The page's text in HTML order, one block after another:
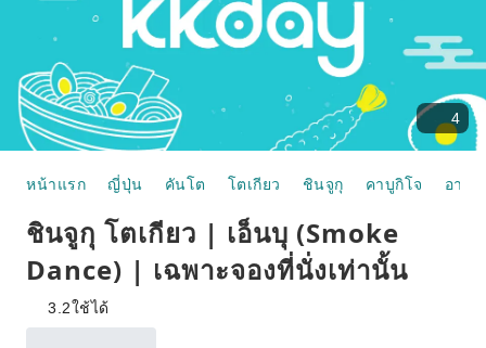
4
หน้าแรก ญี่ปุ่น คันโต โตเกียว ชินจูกุ คาบูกิโจ อาห
ชินจูกุ โตเกียว | เอ็นบุ (Smoke
Dance) | เฉพาะจองที่นั่งเท่านั้น
3.2ใช้ได้